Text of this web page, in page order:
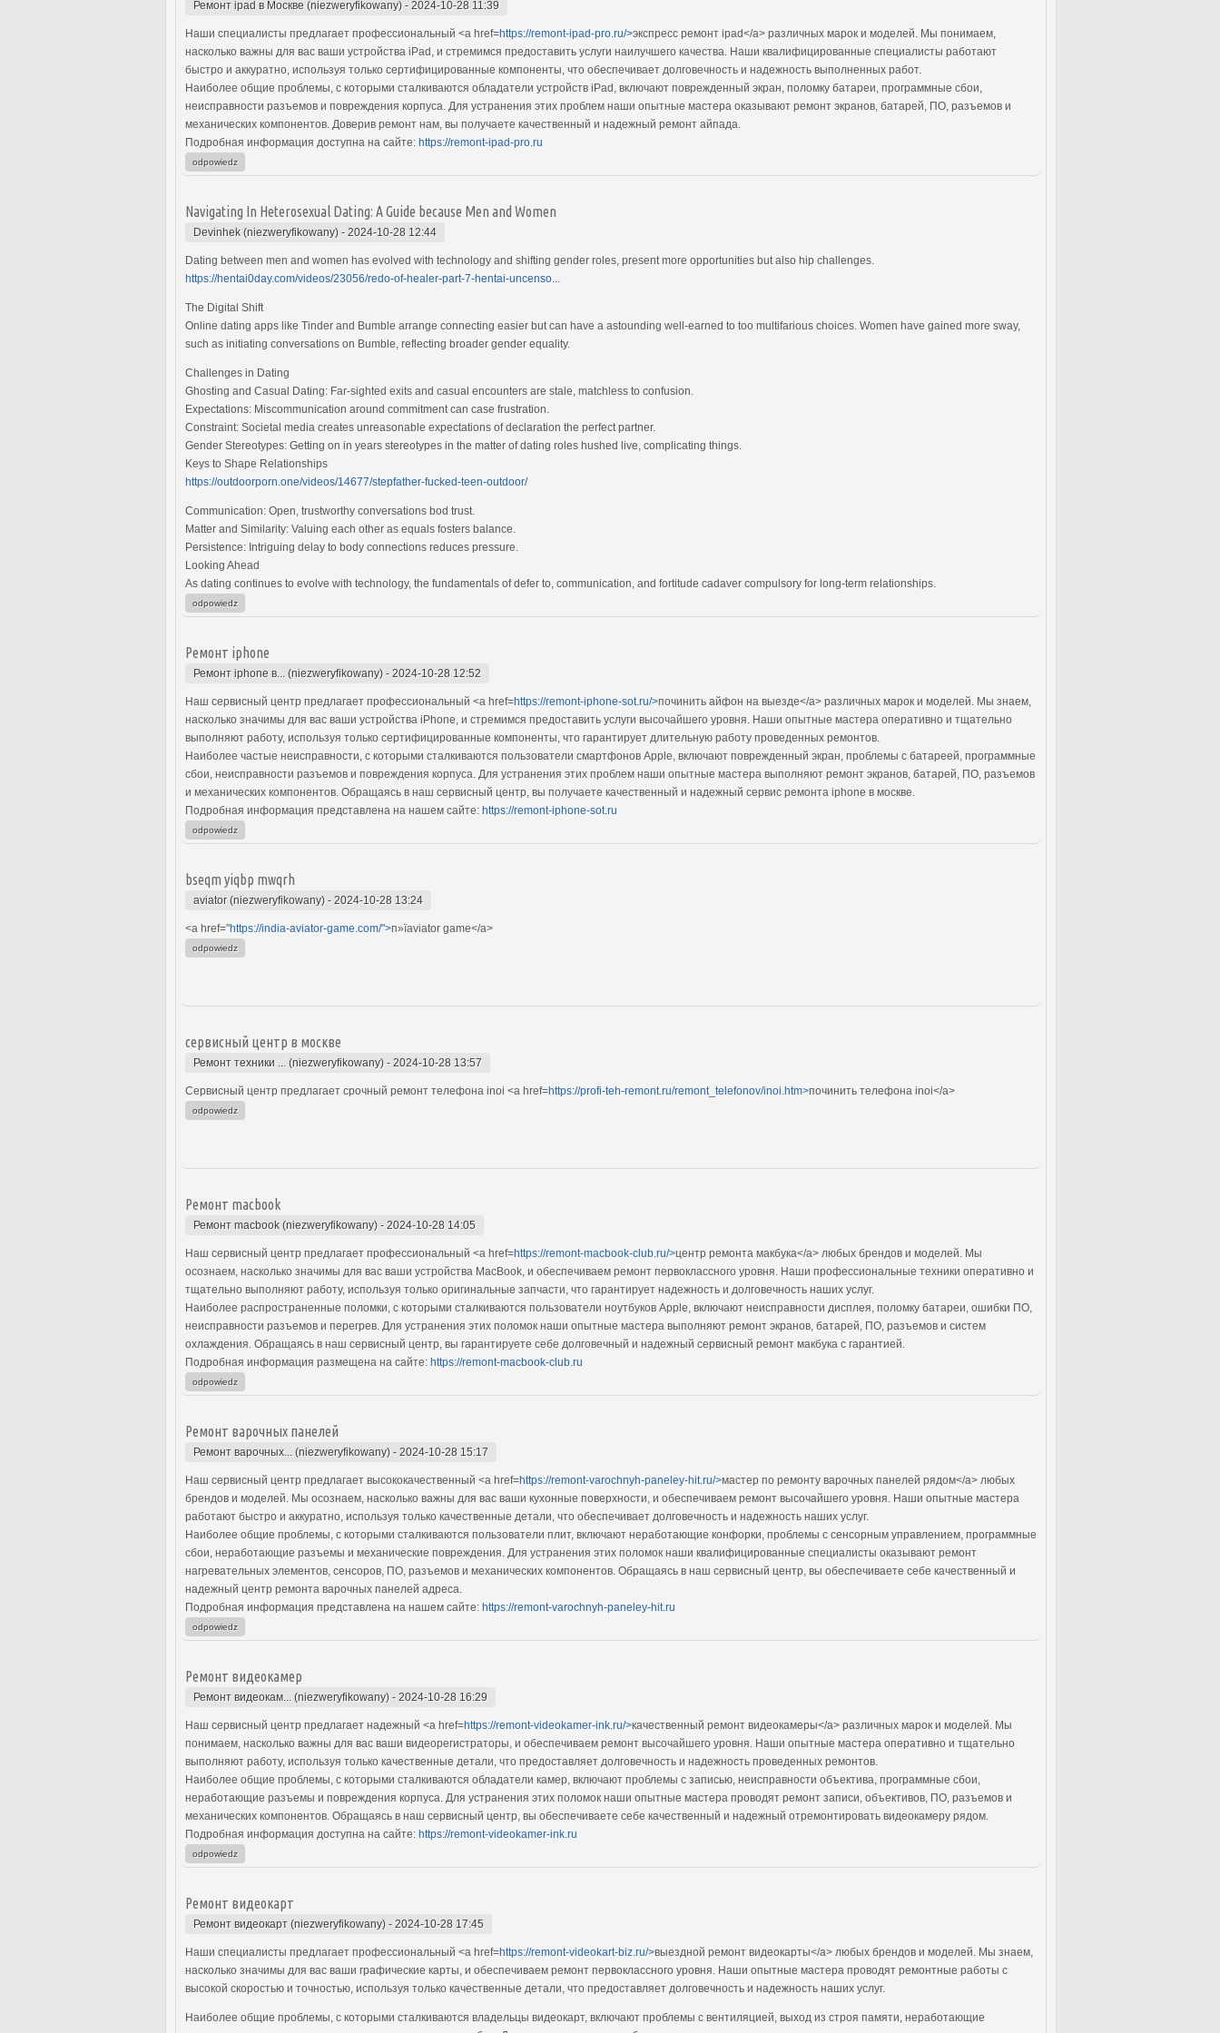
Ремонт ipad в Москве (niezweryfikowany) - 2024-10-28 11:39
Наши специалисты предлагает профессиональный <a href=https://remont-ipad-pro.ru/>экспресс ремонт ipad</a> различных марок и моделей. Мы понимаем,
насколько важны для вас ваши устройства iPad, и стремимся предоставить услуги наилучшего качества. Наши квалифицированные специалисты работают
быстро и аккуратно, используя только сертифицированные компоненты, что обеспечивает долговечность и надежность выполненных работ.
Наиболее общие проблемы, с которыми сталкиваются обладатели устройств iPad, включают поврежденный экран, поломку батареи, программные сбои,
неисправности разъемов и повреждения корпуса. Для устранения этих проблем наши опытные мастера оказывают ремонт экранов, батарей, ПО, разъемов и
механических компонентов. Доверив ремонт нам, вы получаете качественный и надежный ремонт айпада.
Подробная информация доступна на сайте: https://remont-ipad-pro.ru
odpowiedz
Navigating In Heterosexual Dating: A Guide because Men and Women
Devinhek (niezweryfikowany) - 2024-10-28 12:44
Dating between men and women has evolved with technology and shifting gender roles, present more opportunities but also hip challenges.
https://hentai0day.com/videos/23056/redo-of-healer-part-7-hentai-uncenso...
The Digital Shift
Online dating apps like Tinder and Bumble arrange connecting easier but can have a astounding well-earned to too multifarious choices. Women have gained more sway,
such as initiating conversations on Bumble, reflecting broader gender equality.
Challenges in Dating
Ghosting and Casual Dating: Far-sighted exits and casual encounters are stale, matchless to confusion.
Expectations: Miscommunication around commitment can case frustration.
Constraint: Societal media creates unreasonable expectations of declaration the perfect partner.
Gender Stereotypes: Getting on in years stereotypes in the matter of dating roles hushed live, complicating things.
Keys to Shape Relationships
https://outdoorporn.one/videos/14677/stepfather-fucked-teen-outdoor/
Communication: Open, trustworthy conversations bod trust.
Matter and Similarity: Valuing each other as equals fosters balance.
Persistence: Intriguing delay to body connections reduces pressure.
Looking Ahead
As dating continues to evolve with technology, the fundamentals of defer to, communication, and fortitude cadaver compulsory for long-term relationships.
odpowiedz
Ремонт iphone
Ремонт iphone в... (niezweryfikowany) - 2024-10-28 12:52
Наш сервисный центр предлагает профессиональный <a href=https://remont-iphone-sot.ru/>починить айфон на выезде</a> различных марок и моделей. Мы знаем,
насколько значимы для вас ваши устройства iPhone, и стремимся предоставить услуги высочайшего уровня. Наши опытные мастера оперативно и тщательно
выполняют работу, используя только сертифицированные компоненты, что гарантирует длительную работу проведенных ремонтов.
Наиболее частые неисправности, с которыми сталкиваются пользователи смартфонов Apple, включают поврежденный экран, проблемы с батареей, программные
сбои, неисправности разъемов и повреждения корпуса. Для устранения этих проблем наши опытные мастера выполняют ремонт экранов, батарей, ПО, разъемов
и механических компонентов. Обращаясь в наш сервисный центр, вы получаете качественный и надежный сервис ремонта iphone в москве.
Подробная информация представлена на нашем сайте: https://remont-iphone-sot.ru
odpowiedz
bseqm yiqbp mwqrh
aviator (niezweryfikowany) - 2024-10-28 13:24
<a href="https://india-aviator-game.com/">п»їaviator game</a>
odpowiedz
сервисный центр в москве
Ремонт техники ... (niezweryfikowany) - 2024-10-28 13:57
Сервисный центр предлагает срочный ремонт телефона inoi <a href=https://profi-teh-remont.ru/remont_telefonov/inoi.htm>починить телефона inoi</a>
odpowiedz
Ремонт macbook
Ремонт macbook (niezweryfikowany) - 2024-10-28 14:05
Наш сервисный центр предлагает профессиональный <a href=https://remont-macbook-club.ru/>центр ремонта макбука</a> любых брендов и моделей. Мы
осознаем, насколько значимы для вас ваши устройства MacBook, и обеспечиваем ремонт первоклассного уровня. Наши профессиональные техники оперативно и
тщательно выполняют работу, используя только оригинальные запчасти, что гарантирует надежность и долговечность наших услуг.
Наиболее распространенные поломки, с которыми сталкиваются пользователи ноутбуков Apple, включают неисправности дисплея, поломку батареи, ошибки ПО,
неисправности разъемов и перегрев. Для устранения этих поломок наши опытные мастера выполняют ремонт экранов, батарей, ПО, разъемов и систем
охлаждения. Обращаясь в наш сервисный центр, вы гарантируете себе долговечный и надежный сервисный ремонт макбука с гарантией.
Подробная информация размещена на сайте: https://remont-macbook-club.ru
odpowiedz
Ремонт варочных панелей
Ремонт варочных... (niezweryfikowany) - 2024-10-28 15:17
Наш сервисный центр предлагает высококачественный <a href=https://remont-varochnyh-paneley-hit.ru/>мастер по ремонту варочных панелей рядом</a> любых
брендов и моделей. Мы осознаем, насколько важны для вас ваши кухонные поверхности, и обеспечиваем ремонт высочайшего уровня. Наши опытные мастера
работают быстро и аккуратно, используя только качественные детали, что обеспечивает долговечность и надежность наших услуг.
Наиболее общие проблемы, с которыми сталкиваются пользователи плит, включают неработающие конфорки, проблемы с сенсорным управлением, программные
сбои, неработающие разъемы и механические повреждения. Для устранения этих поломок наши квалифицированные специалисты оказывают ремонт
нагревательных элементов, сенсоров, ПО, разъемов и механических компонентов. Обращаясь в наш сервисный центр, вы обеспечиваете себе качественный и
надежный центр ремонта варочных панелей адреса.
Подробная информация представлена на нашем сайте: https://remont-varochnyh-paneley-hit.ru
odpowiedz
Ремонт видеокамер
Ремонт видеокам... (niezweryfikowany) - 2024-10-28 16:29
Наш сервисный центр предлагает надежный <a href=https://remont-videokamer-ink.ru/>качественный ремонт видеокамеры</a> различных марок и моделей. Мы
понимаем, насколько важны для вас ваши видеорегистраторы, и обеспечиваем ремонт высочайшего уровня. Наши опытные мастера оперативно и тщательно
выполняют работу, используя только качественные детали, что предоставляет долговечность и надежность проведенных ремонтов.
Наиболее общие проблемы, с которыми сталкиваются обладатели камер, включают проблемы с записью, неисправности объектива, программные сбои,
неработающие разъемы и повреждения корпуса. Для устранения этих поломок наши опытные мастера проводят ремонт записи, объективов, ПО, разъемов и
механических компонентов. Обращаясь в наш сервисный центр, вы обеспечиваете себе качественный и надежный отремонтировать видеокамеру рядом.
Подробная информация доступна на сайте: https://remont-videokamer-ink.ru
odpowiedz
Ремонт видеокарт
Ремонт видеокарт (niezweryfikowany) - 2024-10-28 17:45
Наши специалисты предлагает профессиональный <a href=https://remont-videokart-biz.ru/>выездной ремонт видеокарты</a> любых брендов и моделей. Мы знаем,
насколько значимы для вас ваши графические карты, и обеспечиваем ремонт первоклассного уровня. Наши опытные мастера проводят ремонтные работы с
высокой скоростью и точностью, используя только качественные детали, что предоставляет долговечность и надежность наших услуг.
Наиболее общие проблемы, с которыми сталкиваются владельцы видеокарт, включают проблемы с вентиляцией, выход из строя памяти, неработающие